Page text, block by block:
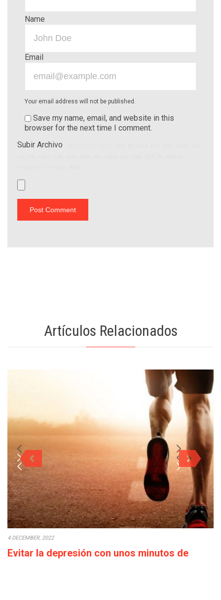
Name
Email
Your email address will not be published.
Save my name, email, and website in this
browser for the next time I comment.
Subir Archivo
Artículos Relacionados
4 DECEMBER, 2022
Evitar la depresión con unos minutos de